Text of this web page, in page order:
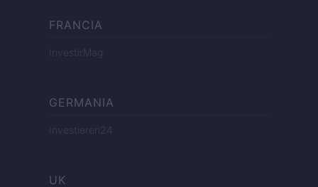
FRANCIA
InvestirMag
GERMANIA
Investieren24
UK